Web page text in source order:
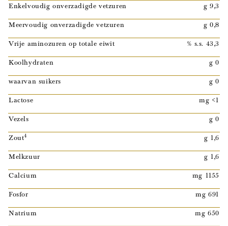
Enkelvoudig onverzadigde vetzuren
g 9,3
Meervoudig onverzadigde vetzuren
g 0,8
Vrije aminozuren op totale eiwit
% s.s. 43,3
Koolhydraten
g 0
waarvan suikers
g 0
Lactose
mg <1
Vezels
g 0
Zout4
g 1,6
Melkzuur
g 1,6
Calcium
mg 1155
Fosfor
mg 691
Natrium
mg 650